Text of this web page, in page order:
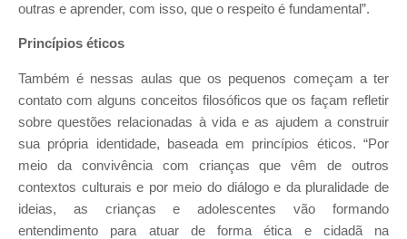
outras e aprender, com isso, que o respeito é fundamental”.
Princípios éticos
Também é nessas aulas que os pequenos começam a ter
contato com alguns conceitos filosóficos que os façam refletir
sobre questões relacionadas à vida e as ajudem a construir
sua própria identidade, baseada em princípios éticos. “Por
meio da convivência com crianças que vêm de outros
contextos culturais e por meio do diálogo e da pluralidade de
ideias, as crianças e adolescentes vão formando
entendimento para atuar de forma ética e cidadã na